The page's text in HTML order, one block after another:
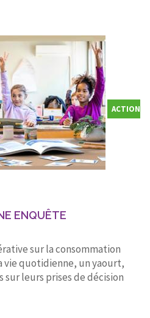
ACTION
ENQUÊTE
sur la consommation
vie quotidienne, un yaourt,
sur leurs prises de décision